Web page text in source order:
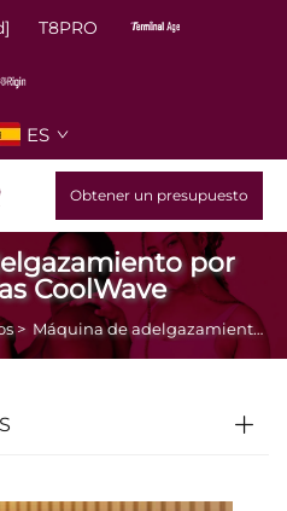
T8PRO
ES
Obtener un presupuesto
por
CoolWave
> Máquina de adelgazamiento por microondas CoolWave